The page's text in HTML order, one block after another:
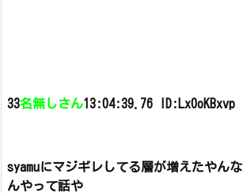
33名無しさん13:04:39.76 ID:Lx0oKBxvp
syamuにマジギレしてる層が増えたやんな
んやって話や